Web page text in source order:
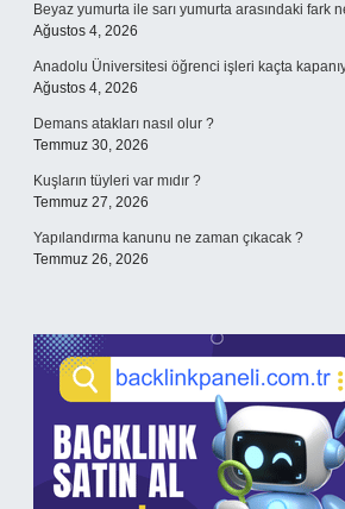
Beyaz yumurta ile sarı yumurta arasındaki fark
Ağustos 4, 2026
Anadolu Üniversitesi öğrenci işleri kaçta
Ağustos 4, 2026
Demans atakları nasıl olur ?
Temmuz 30, 2026
Kuşların tüyleri var mıdır ?
Temmuz 27, 2026
Yapılandırma kanunu ne zaman çıkacak ?
Temmuz 26, 2026